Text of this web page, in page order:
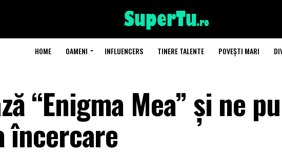
HOME OAMENI INFLUENCERS TINERE TALENTE POVEȘTI MARI
“Enigma Mea” și ne
încercare